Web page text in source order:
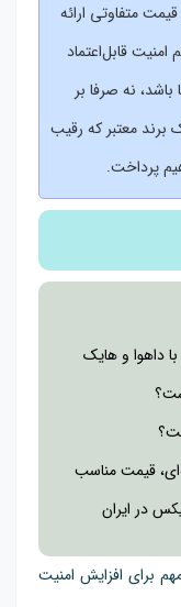
متفاوتی ارائه
قابل‌اعتماد
نه صرفا بر
معتبر که رقیب
پرداخت.
داهوا و هایک
قیمت مناسب
در ایران
برای افزایش امنیت